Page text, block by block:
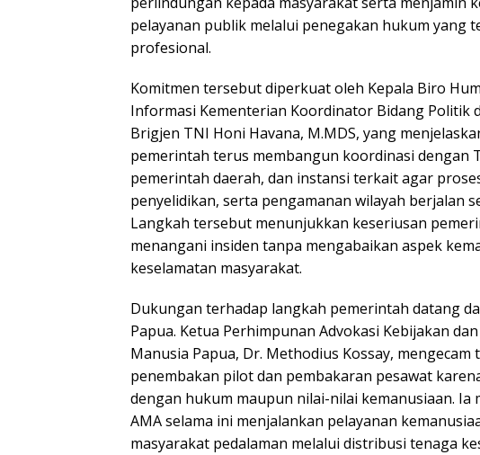
pelayanan publik melalui penegakan hukum yang
profesional.
Komitmen tersebut diperkuat oleh Kepala Biro
Informasi Kementerian Koordinator Bidang Politik
Brigjen TNI Honi Havana, M.MDS, yang
pemerintah terus membangun koordinasi dengan
pemerintah daerah, dan instansi terkait agar
penyelidikan, serta pengamanan wilayah berjalan
Langkah tersebut menunjukkan keseriusan
menangani insiden tanpa mengabaikan aspek
keselamatan masyarakat.
Dukungan terhadap langkah pemerintah datang
Papua. Ketua Perhimpunan Advokasi Kebijakan
Manusia Papua, Dr. Methodius Kossay, mengecam
penembakan pilot dan pembakaran pesawat
dengan hukum maupun nilai-nilai kemanusiaan. Ia
AMA selama ini menjalankan pelayanan
masyarakat pedalaman melalui distribusi tenaga